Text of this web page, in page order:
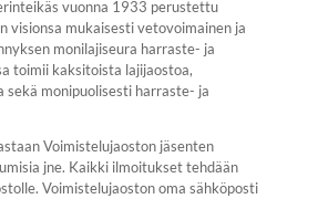
vuonna 1933 perustettu
visionsa mukaisesti vetovoimainen ja
monilajiseura harraste- ja
toimii kaksitoista lajijaostoa,
sekä monipuolisesti harraste- ja
Voimistelujaoston jäsenten
jne. Kaikki ilmoitukset tehdään
Voimistelujaoston oma sähköposti